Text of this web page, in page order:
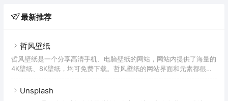
最新推荐
哲风壁纸
哲风壁纸是一个分享高清手机、电脑壁纸的网站，网站内提供了海量的
4K壁纸、8K壁纸，均可免费下载。哲风壁纸的网站界面和元素都很
还可以在线预览壁纸效果。你也可以通过筛选功能进行查找，支持按照
时间、热度、颜色、标签、分类等进行筛选。不过在使用过程中还是有
Unsplash